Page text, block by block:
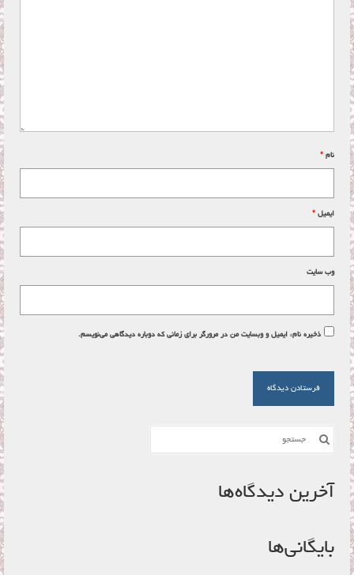
نام *
ایمیل *
وب‌ سایت
ذخیره نام، ایمیل و وبسایت من در مرورگر برای زمانی که دوباره دیدگاهی می‌نویسم.
جستجو
آخرین دیدگاه‌ها
بایگانی‌ها